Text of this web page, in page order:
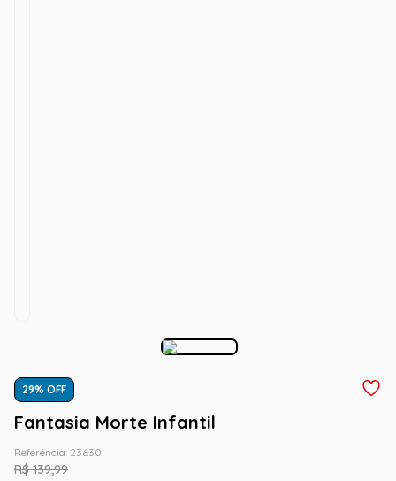
29% OFF
Fantasia Morte Infantil
Referência: 23630
R$ 139,99